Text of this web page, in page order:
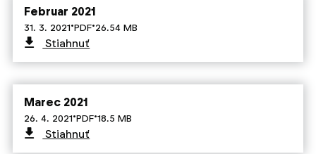
Februar 2021
31. 3. 2021·PDF·26.54 MB
Stiahnuť
Marec 2021
26. 4. 2021·PDF·18.5 MB
Stiahnuť